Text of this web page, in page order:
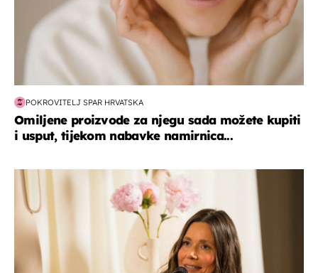
POKROVITELJ SPAR HRVATSKA
Omiljene proizvode za njegu sada možete kupiti
i usput, tijekom nabavke namirnica...
moda & ljepota